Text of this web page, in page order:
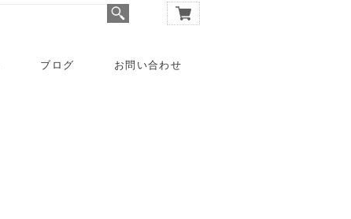
ブログ お問い合わせ